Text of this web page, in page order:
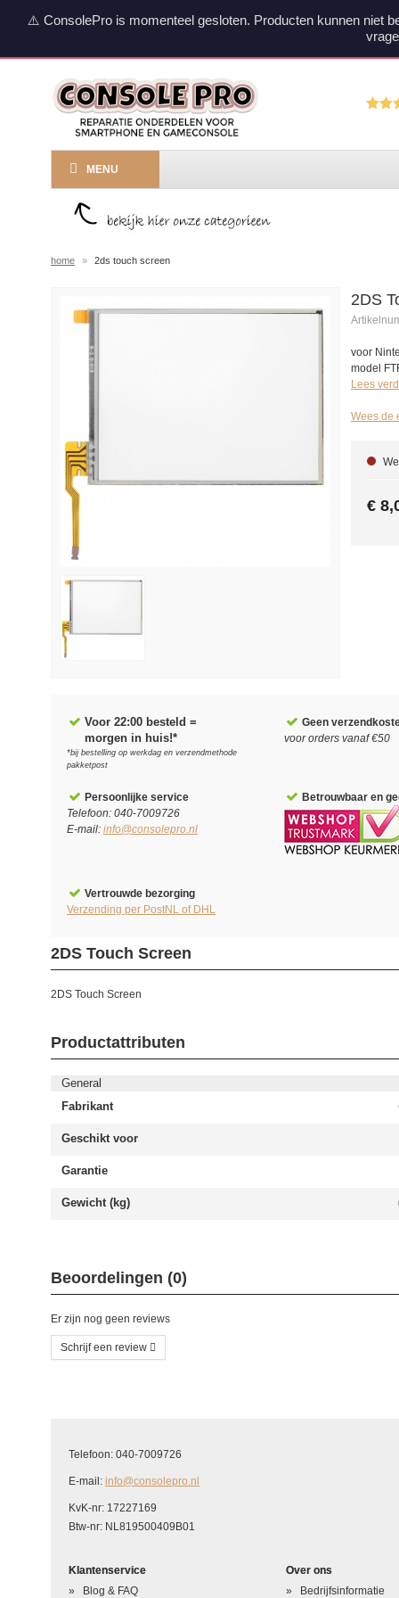
⚠️ ConsolePro is momenteel gesloten. Producten kunnen niet
MENU
home » 2ds touch screen
2DS
voor
model
Lees
Wees de
€
Voor 22:00 besteld =
morgen in huis!*
*bij bestelling op werkdag en verzendmethode
pakketpost
Geen
voor orders vanaf €50
Persoonlijke service
Telefoon: 040-7009726
E-mail: info@consolepro.nl
Betrouwbaar en
Vertrouwde bezorging
Verzending per PostNL of DHL
2DS Touch Screen
2DS Touch Screen
Productattributen
General
Fabrikant
Geschikt voor
Garantie
Gewicht (kg)
Beoordelingen (0)
Er zijn nog geen reviews
Schrijf een review
Hoe waardeert u dit product?
Uw beoordeling in één zin
Telefoon: 040-7009726
E-mail: info@consolepro.nl
KvK-nr: 17227169
Btw-nr: NL819500409B01
Klantenservice
Blog & FAQ
Over ons
Bedrijfsinformatie